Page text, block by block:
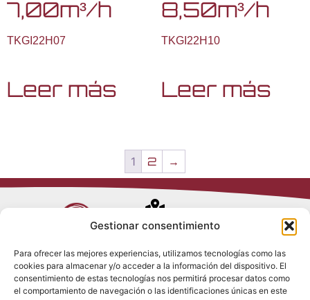
Gestionar consentimiento
Para ofrecer las mejores experiencias, utilizamos tecnologías como las
cookies para almacenar y/o acceder a la información del dispositivo. El
consentimiento de estas tecnologías nos permitirá procesar datos como
el comportamiento de navegación o las identificaciones únicas en este
7,00m³/h
TKGI22H07
Leer más
8,50m³/h
TKGI22H10
Leer más
1 2 →
Avenida de
28017 Madrid
(España)
Política de
Privacidad
Política de